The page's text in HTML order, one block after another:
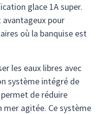
glace 1A super.
avantageux pour
où la banquise est
les eaux libres avec
système intégré de
de réduire
mer agitée. Ce système